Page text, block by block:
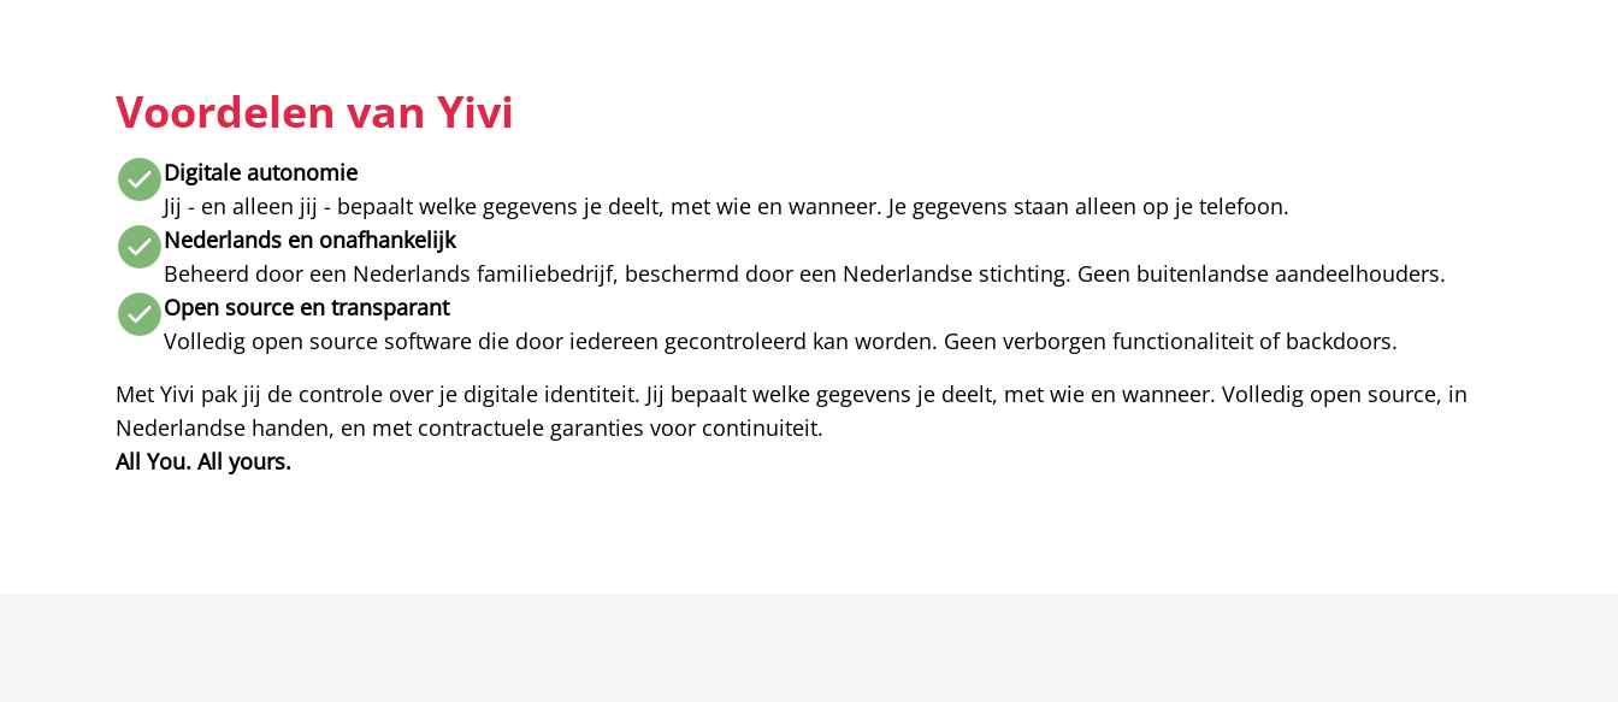
Voordelen van Yivi
Digitale autonomie
Jij - en alleen jij - bepaalt welke gegevens je deelt, met wie en wanneer. Je gegevens staan alleen op je telefoon.
Nederlands en onafhankelijk
Beheerd door een Nederlands familiebedrijf, beschermd door een Nederlandse stichting. Geen buitenlandse aandeelhouders.
Open source en transparant
Volledig open source software die door iedereen gecontroleerd kan worden. Geen verborgen functionaliteit of backdoors.
Met Yivi pak jij de controle over je digitale identiteit. Jij bepaalt welke gegevens je deelt, met wie en wanneer. Volledig open source, in
Nederlandse handen, en met contractuele garanties voor continuiteit.
All You. All yours.